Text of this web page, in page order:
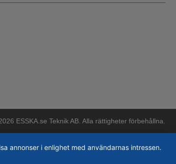
ESSKA.se Teknik AB. Alla rättigheter förbehållna.
annonser i enlighet med användarnas intressen.